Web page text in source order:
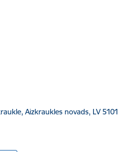
Aizkraukles novads, LV 5101